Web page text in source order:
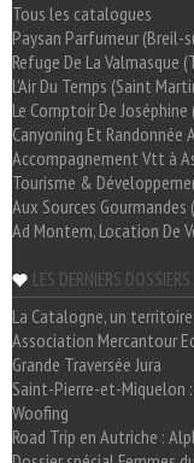
Tous les catalogues
Paysan Parfumeur (Breil-
Refuge De La Valmasque
L'Air Du Temps (Saint
Le Comptoir De
Canyoning Et Randonnée
Accompagnement Vtt à
Tourisme &
Aux Sources Gourmandes
Ad Montem, Location De
LES DERNIERS
La Catalogne, un
Association Mercantour
Grande Traversée Jura
Saint-Pierre-et-Miquelon
Woofing
Road Trip en Autriche :